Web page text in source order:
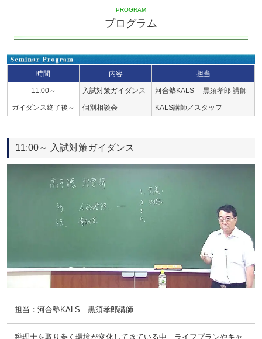
PROGRAM
プログラム
時間 内容 担当
11:00～ 入試対策ガイダンス 河合塾KALS 黒須孝郎 講師
ガイダンス終了後～ 個別相談会 KALS講師／スタッフ
11:00～ 入試対策ガイダンス
担当：河合塾KALS 黒須孝郎講師
税理士を取り巻く環境が変化してきている中、ライフプランやキャ